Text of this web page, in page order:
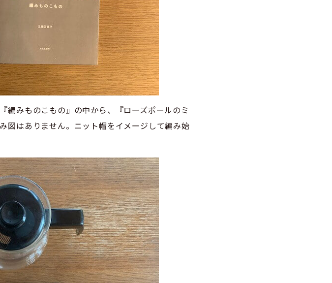
編みものこもの』の中から、『ローズポールのミ
図はありません。ニット帽をイメージして編み始